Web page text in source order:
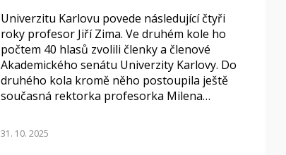
Univerzitu Karlovu povede následující čtyři
roky profesor Jiří Zima. Ve druhém kole ho
počtem 40 hlasů zvolili členky a členové
Akademického senátu Univerzity Karlovy. Do
druhého kola kromě něho postoupila ještě
současná rektorka profesorka Milena…
31. 10. 2025